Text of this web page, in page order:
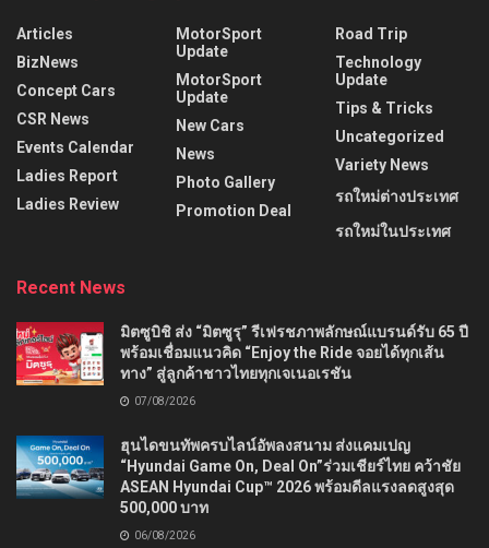
Articles
BizNews
Concept Cars
CSR News
Events Calendar
Ladies Report
Ladies Review
MotorSport
Update
MotorSport
Update
New Cars
News
Photo Gallery
Promotion Deal
Road Trip
Technology
Update
Tips & Tricks
Uncategorized
Variety News
รถใหม่ต่างประเทศ
รถใหม่ในประเทศ
Recent News
มิตซูบิชิ ส่ง “มิตซูรุ” รีเฟรชภาพลักษณ์แบรนด์รับ 65 ปี
พร้อมเชื่อมแนวคิด “Enjoy the Ride จอยได้ทุกเส้น
ทาง” สู่ลูกค้าชาวไทยทุกเจเนอเรชัน
07/08/2026
ฮุนไดขนทัพครบไลน์อัพลงสนาม ส่งแคมเปญ
“Hyundai Game On, Deal On”ร่วมเชียร์ไทย คว้าชัย
ASEAN Hyundai Cup™ 2026 พร้อมดีลแรงลดสูงสุด
500,000 บาท
06/08/2026